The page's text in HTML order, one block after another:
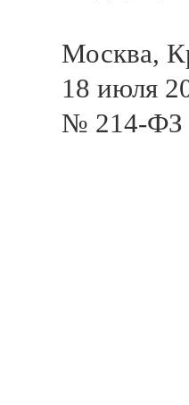
Москва,
18 июля
№ 214-ФЗ